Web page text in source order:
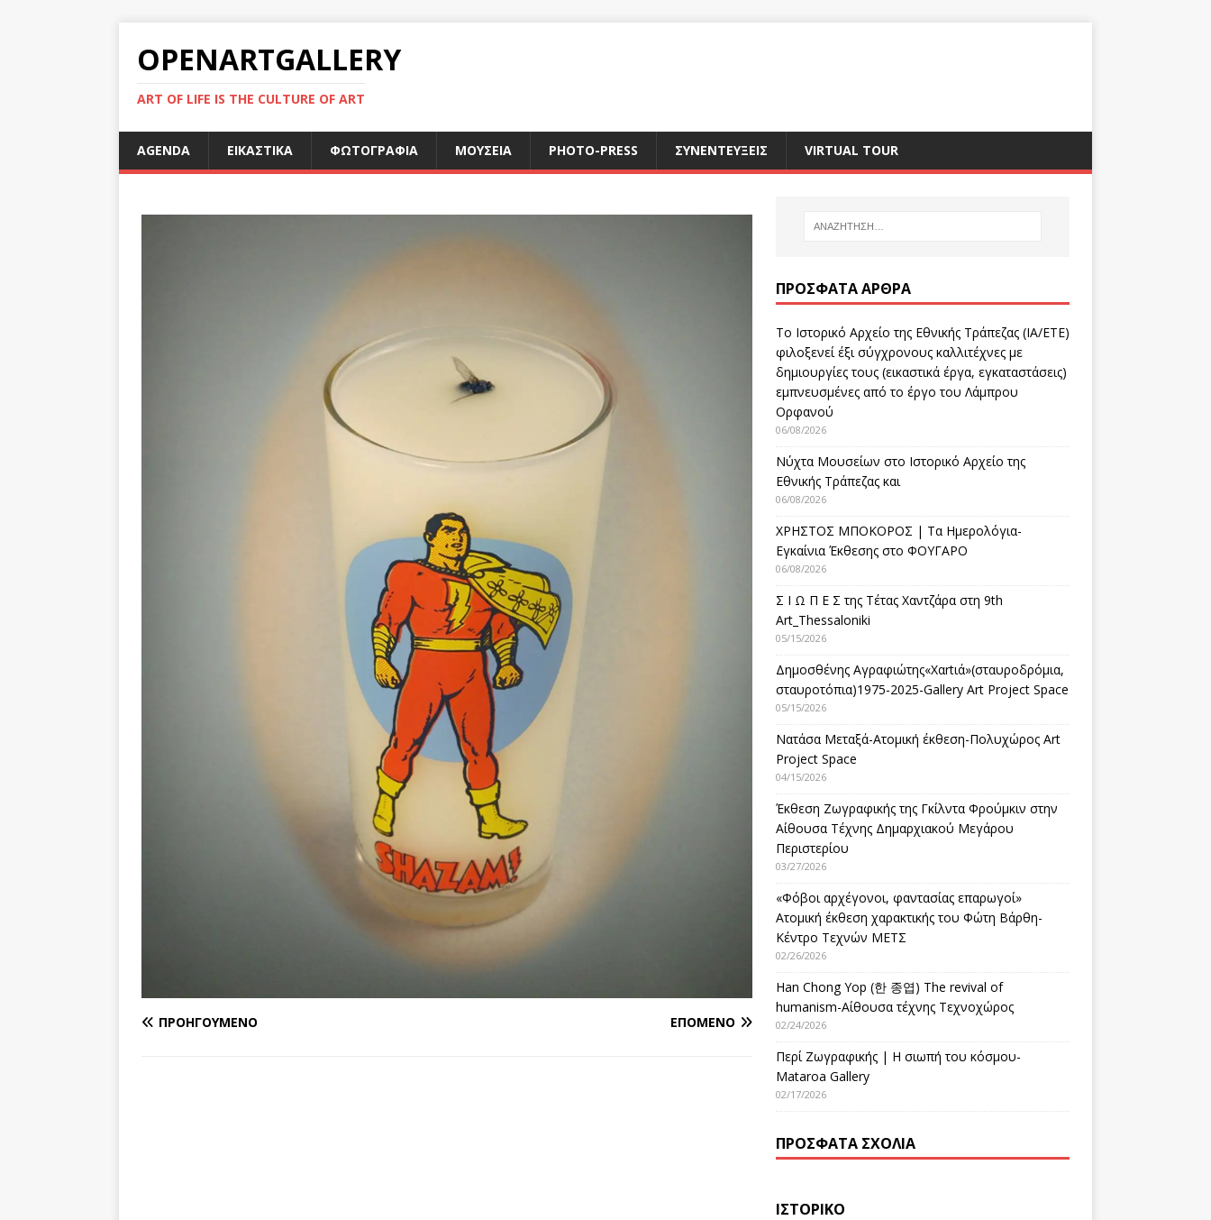
OPENARTGALLERY
ART OF LIFE IS THE CULTURE OF ART
AGENDA ΕΙΚΑΣΤΙΚΑ ΦΩΤΟΓΡΑΦΙΑ ΜΟΥΣΕΙΑ PHOTO-PRESS ΣΥΝΕΝΤΕΥΞΕΙΣ VIRTUAL TOUR
ΠΡΟΗΓΟΎΜΕΝΟ ΕΠΌΜΕΝΟ
ΠΡΌΣΦΑΤΑ ΆΡΘΡΑ
Το Ιστορικό Αρχείο της Εθνικής Τράπεζας (ΙΑ/ΕΤΕ)
φιλοξενεί έξι σύγχρονους καλλιτέχνες με
δημιουργίες τους (εικαστικά έργα, εγκαταστάσεις)
εμπνευσμένες από το έργο του Λάμπρου
Ορφανού
06/08/2026
Νύχτα Μουσείων στο Ιστορικό Αρχείο της
Εθνικής Τράπεζας και
06/08/2026
ΧΡΗΣΤΟΣ ΜΠΟΚΟΡΟΣ | Τα Ημερολόγια-
Εγκαίνια Έκθεσης στο ΦΟΥΓΑΡΟ
06/08/2026
Σ Ι Ω Π Ε Σ της Τέτας Χαντζάρα στη 9th
Art_Thessaloniki
05/15/2026
Δημοσθένης Αγραφιώτης«Xαrtιά»(σταυροδρόμια,
σταυροτόπια)1975-2025-Gallery Art Project Space
05/15/2026
Νατάσα Μεταξά-Ατομική έκθεση-Πολυχώρος Art
Project Space
04/15/2026
Έκθεση Ζωγραφικής της Γκίλντα Φρούμκιν στην
Αίθουσα Τέχνης Δημαρχιακού Μεγάρου
Περιστερίου
03/27/2026
«Φόβοι αρχέγονοι, φαντασίας επαρωγοί»
Ατομική έκθεση χαρακτικής του Φώτη Βάρθη-
Κέντρο Τεχνών ΜΕΤΣ
02/26/2026
Han Chong Yop (한 종엽) The revival of
humanism-Αίθουσα τέχνης Τεχνοχώρος
02/24/2026
Περί Ζωγραφικής | Η σιωπή του κόσμου-
Mataroa Gallery
02/17/2026
ΠΡΌΣΦΑΤΑ ΣΧΌΛΙΑ
ΙΣΤΟΡΙΚΌ